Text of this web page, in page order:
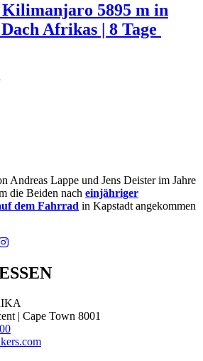
Kilimanjaro 5895 m in
Afrikas | 8 Tage
Andreas Lappe und Jens Deister im Jahre
die Beiden nach einjähriger
dem Fahrrad in Kapstadt angekommen
| Cape Town 8001